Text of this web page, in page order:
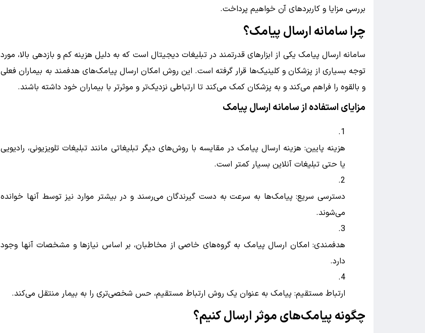
بررسی مزایا و کاربردهای آن خواهیم پرداخت.
چرا سامانه ارسال پیامک؟
سامانه ارسال پیامک یکی از ابزارهای قدرتمند در تبلیغات دیجیتال است که به دلیل هزینه کم و بازدهی بالا، مورد
توجه بسیاری از پزشکان و کلینیک‌ها قرار گرفته است. این روش امکان ارسال پیامک‌های هدفمند به بیماران فعلی
و بالقوه را فراهم می‌کند و به پزشکان کمک می‌کند تا ارتباطی نزدیک‌تر و موثرتر با بیماران خود داشته باشند.
مزایای استفاده از سامانه ارسال پیامک
هزینه پایین: هزینه ارسال پیامک در مقایسه با روش‌های دیگر تبلیغاتی مانند تبلیغات تلویزیونی، رادیویی
یا حتی تبلیغات آنلاین بسیار کمتر است.
دسترسی سریع: پیامک‌ها به سرعت به دست گیرندگان می‌رسند و در بیشتر موارد نیز توسط آنها خوانده
می‌شوند.
هدفمندی: امکان ارسال پیامک به گروه‌های خاصی از مخاطبان، بر اساس نیازها و مشخصات آنها وجود
دارد.
ارتباط مستقیم: پیامک به عنوان یک روش ارتباط مستقیم، حس شخصی‌تری را به بیمار منتقل می‌کند.
چگونه پیامک‌های موثر ارسال کنیم؟